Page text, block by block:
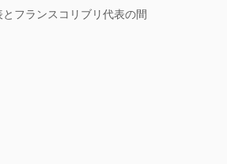
フランスコリブリ代表の間